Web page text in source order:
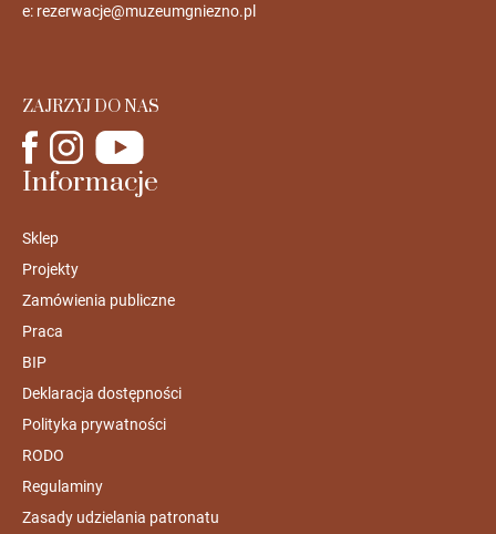
e: rezerwacje@muzeumgniezno.pl
ZAJRZYJ DO NAS
Informacje
Sklep
Projekty
Zamówienia publiczne
Praca
BIP
Deklaracja dostępności
Polityka prywatności
RODO
Regulaminy
Zasady udzielania patronatu